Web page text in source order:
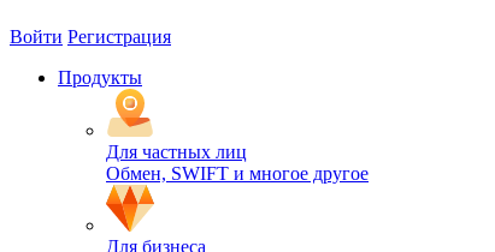
Войти Регистрация
Продукты
Для частных лиц
Обмен, SWIFT и многое другое
Для бизнеса